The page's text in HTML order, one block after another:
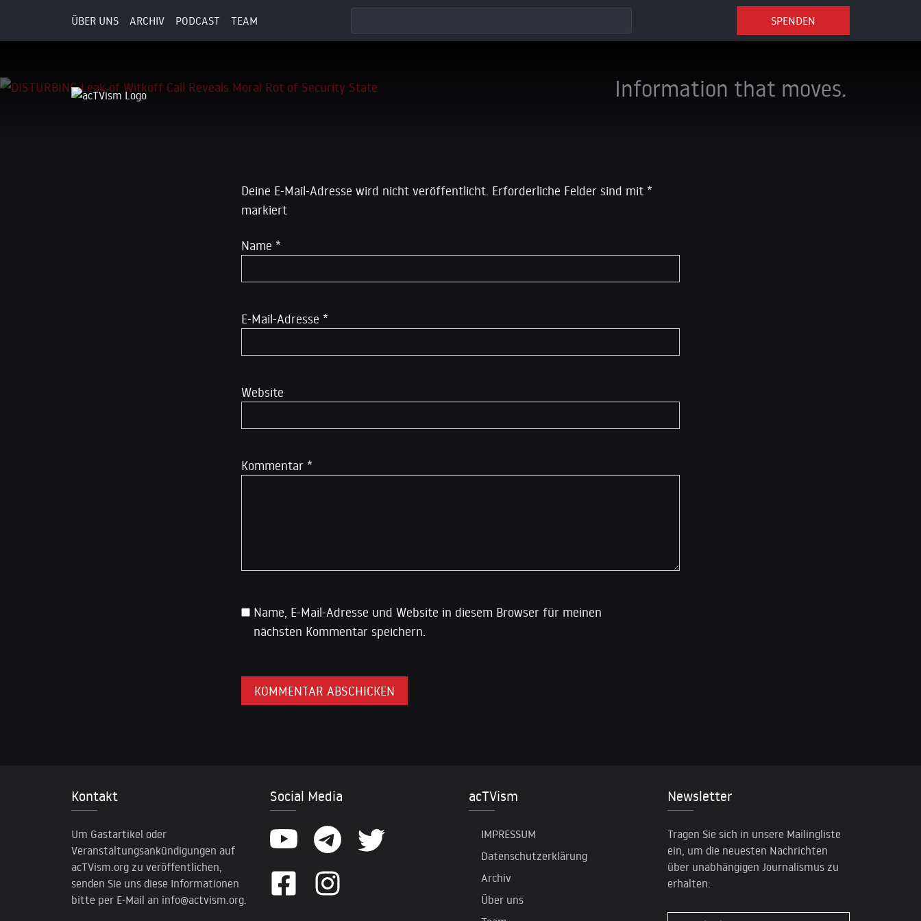
ÜBER UNS ARCHIV PODCAST TEAM SPENDEN
Information that moves.
4. Dezember 2025
Deine E-Mail-Adresse wird nicht veröffentlicht. Erforderliche Felder sind mit *
markiert
Kommentar *
Name *
E-Mail-Adresse *
Website
Name, E-Mail-Adresse und Website in diesem Browser für meinen
nächsten Kommentar speichern.
Kontakt
Um Gastartikel oder
Veranstaltungsankündigungen auf
acTVism.org zu veröffentlichen,
senden Sie uns diese Informationen
bitte per E-Mail an info@actvism.org.
Social Media acTVism
IMPRESSUM
Datenschutzerklärung
Archiv
Über uns
Newsletter
Tragen Sie sich in unsere Mailingliste
ein, um die neuesten Nachrichten
über unabhängigen Journalismus zu
erhalten: